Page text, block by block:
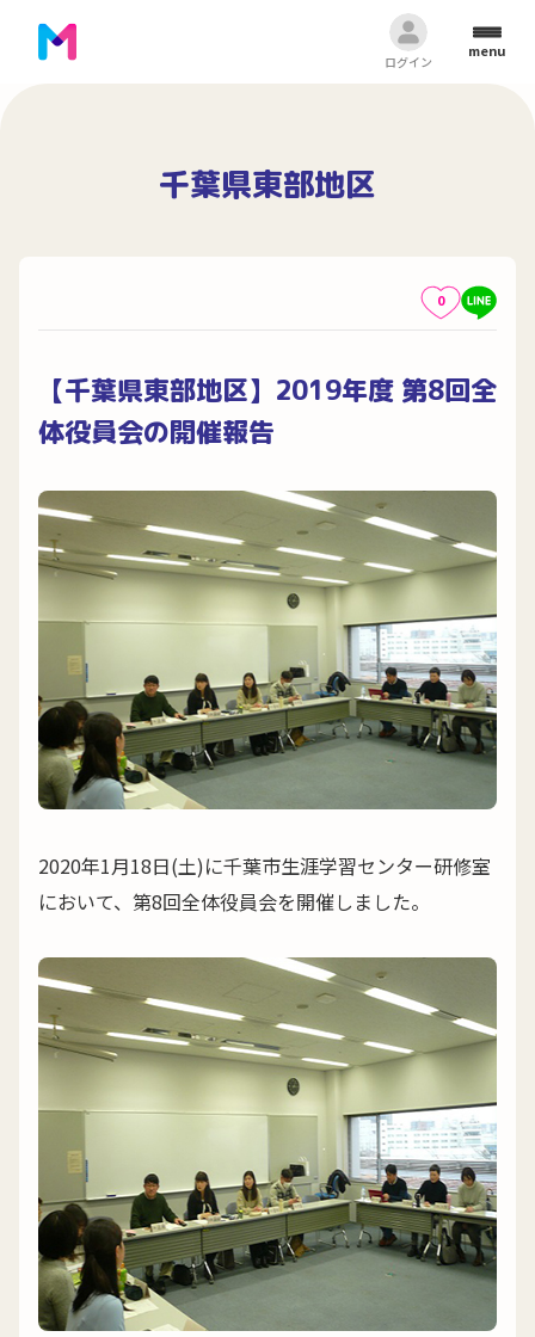
ログイン
menu
千葉県東部地区
0
【千葉県東部地区】2019年度 第8回全
体役員会の開催報告
2020年1月18日(土)に千葉市生涯学習センター研修室
において、第8回全体役員会を開催しました。